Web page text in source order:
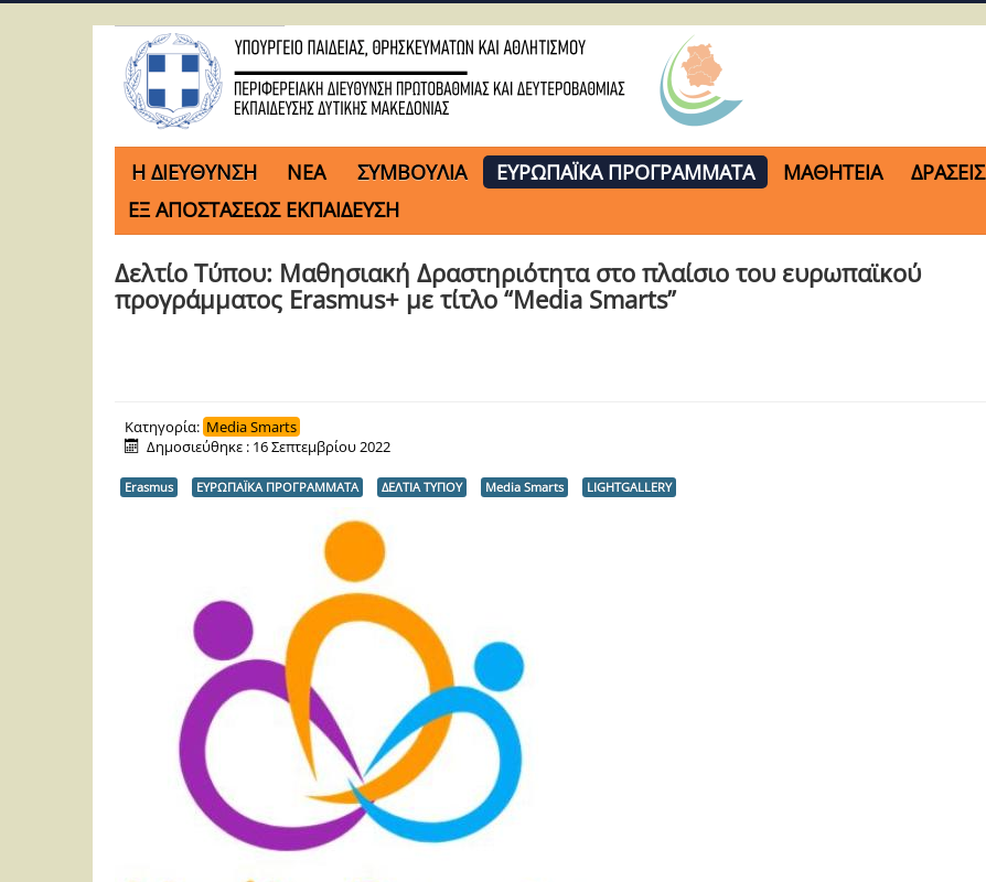
H ΔΙΕΥΘΥΝΣΗ ΝΕΑ ΣΥΜΒΟΥΛΙΑ ΕΥΡΩΠΑΪΚΑ ΠΡΟΓΡΑΜΜΑΤΑ ΜΑΘΗΤΕΙΑ ΔΡΑΣΕΙΣ
ΕΞ ΑΠΟΣΤΑΣΕΩΣ ΕΚΠΑΙΔΕΥΣΗ
Δελτίο Τύπου: Μαθησιακή Δραστηριότητα στο πλαίσιο του ευρωπαϊκού
προγράμματος Erasmus+ με τίτλο “Media Smarts”
Κατηγορία: Media Smarts
Δημοσιεύθηκε : 16 Σεπτεμβρίου 2022
Erasmus ΕΥΡΩΠΑΪΚΑ ΠΡΟΓΡΑΜΜΑΤΑ ΔΕΛΤΙΑ ΤΥΠΟΥ Media Smarts LIGHTGALLERY